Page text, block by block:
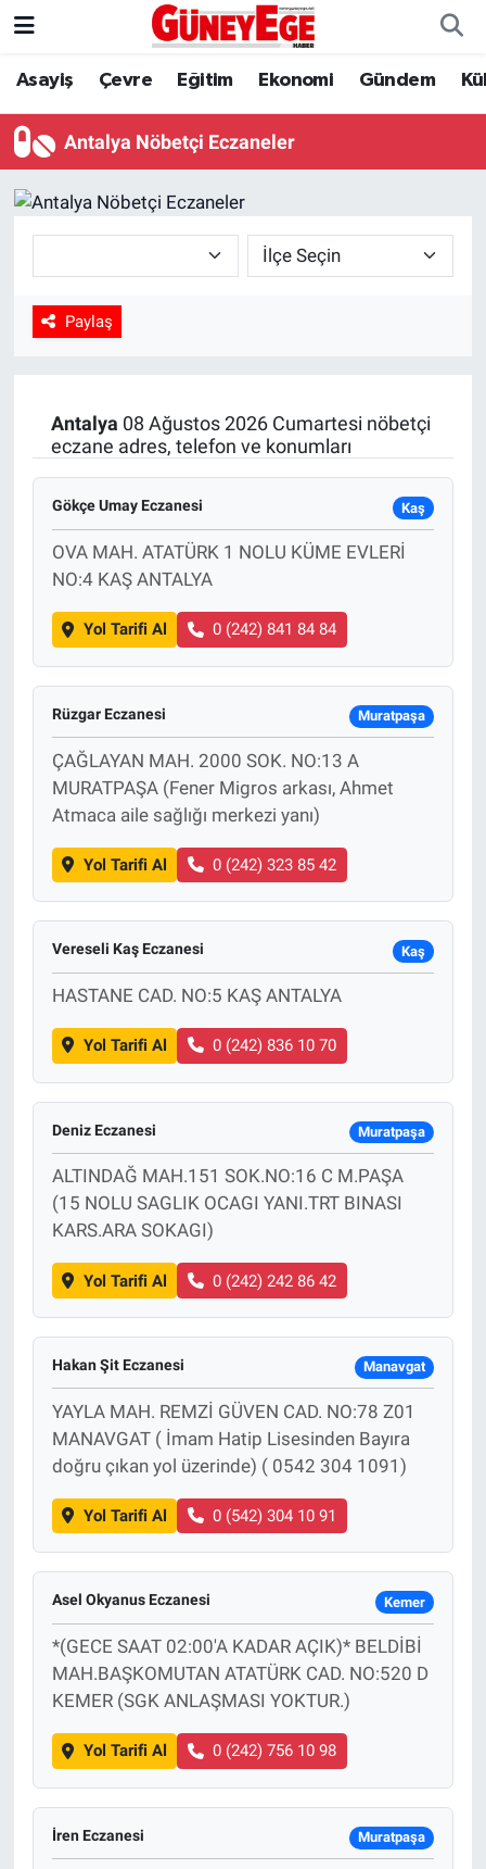
Asayiş Çevre Eğitim Ekonomi Gündem
Antalya Nöbetçi Eczaneler
Paylaş
Antalya 08 Ağustos 2026 Cumartesi nöbetçi
eczane adres, telefon ve konumları
Gökçe Umay Eczanesi Kaş
OVA MAH. ATATÜRK 1 NOLU KÜME EVLERİ
NO:4 KAŞ ANTALYA
Yol Tarifi Al 0 (242) 841 84 84
Rüzgar Eczanesi Muratpaşa
ÇAĞLAYAN MAH. 2000 SOK. NO:13 A
MURATPAŞA (Fener Migros arkası, Ahmet
Atmaca aile sağlığı merkezi yanı)
Yol Tarifi Al 0 (242) 323 85 42
Vereseli Kaş Eczanesi Kaş
HASTANE CAD. NO:5 KAŞ ANTALYA
Yol Tarifi Al 0 (242) 836 10 70
Deniz Eczanesi Muratpaşa
ALTINDAĞ MAH.151 SOK.NO:16 C M.PAŞA
(15 NOLU SAGLIK OCAGI YANI.TRT BINASI
KARS.ARA SOKAGI)
Yol Tarifi Al 0 (242) 242 86 42
Hakan Şit Eczanesi Manavgat
YAYLA MAH. REMZİ GÜVEN CAD. NO:78 Z01
MANAVGAT ( İmam Hatip Lisesinden Bayıra
doğru çıkan yol üzerinde) ( 0542 304 1091)
Yol Tarifi Al 0 (542) 304 10 91
Asel Okyanus Eczanesi Kemer
*(GECE SAAT 02:00'A KADAR AÇIK)* BELDİBİ
MAH.BAŞKOMUTAN ATATÜRK CAD. NO:520 D
KEMER (SGK ANLAŞMASI YOKTUR.)
Yol Tarifi Al 0 (242) 756 10 98
İren Eczanesi Muratpaşa
Asayiş
Çevre
Eğitim
Gündem
Magazin
Sağlık
Spor
Yaşam
Tarım
İstanbul Hava Durumu
İstanbul Trafik Yoğunluk Haritası
Süper Lig Puan Durumu ve Fikstür
Son Dakika Haberleri